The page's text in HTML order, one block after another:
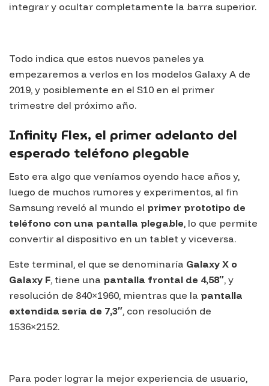
integrar y ocultar completamente la barra superior.
Todo indica que estos nuevos paneles ya
empezaremos a verlos en los modelos Galaxy A de
2019, y posiblemente en el S10 en el primer
trimestre del próximo año.
Infinity Flex, el primer adelanto del
esperado teléfono plegable
Esto era algo que veníamos oyendo hace años y,
luego de muchos rumores y experimentos, al fin
Samsung reveló al mundo el primer prototipo de
teléfono con una pantalla plegable, lo que permite
convertir al dispositivo en un tablet y viceversa.
Este terminal, el que se denominaría Galaxy X o
Galaxy F, tiene una pantalla frontal de 4,58″, y
resolución de 840×1960, mientras que la pantalla
extendida sería de 7,3″, con resolución de
1536×2152.
Para poder lograr la mejor experiencia de usuario,